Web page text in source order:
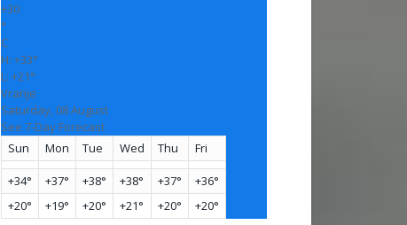
+30
°
C
H: +33°
L: +21°
Vranje
Saturday, 08 August
See 7-Day Forecast
Sun
Mon Tue Wed Thu Fri
+34° +37° +38° +38° +37° +36°
+20° +19° +20° +21° +20° +20°